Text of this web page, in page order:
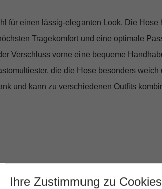
für einen lässig-eleganten Look. Die Hose
Tragekomfort und eine optimale
Verschluss vorne eine bequeme
die die Hose besonders weich
und kann zu verschiedenen Outfits
Ihre Zustimmung zu Cookies